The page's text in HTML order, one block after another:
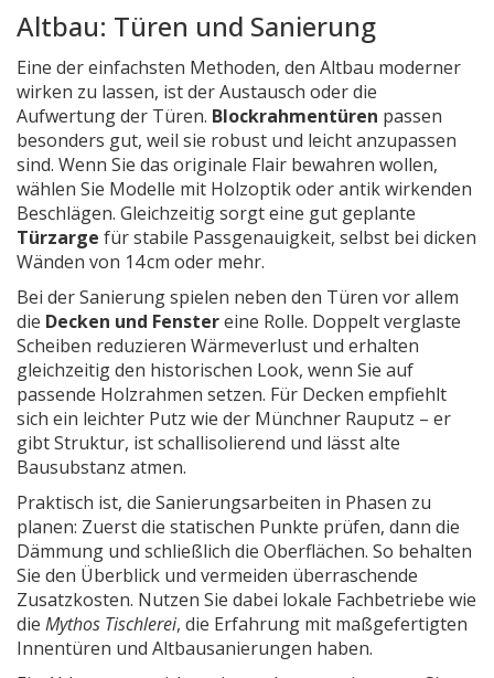
Altbau: Türen und Sanierung
Eine der einfachsten Methoden, den Altbau moderner
wirken zu lassen, ist der Austausch oder die
Aufwertung der Türen. Blockrahmentüren passen
besonders gut, weil sie robust und leicht anzupassen
sind. Wenn Sie das originale Flair bewahren wollen,
wählen Sie Modelle mit Holzoptik oder antik wirkenden
Beschlägen. Gleichzeitig sorgt eine gut geplante
Türzarge für stabile Passgenauigkeit, selbst bei dicken
Wänden von 14 cm oder mehr.
Bei der Sanierung spielen neben den Türen vor allem
die Decken und Fenstereine Rolle. Doppelt verglaste
Scheiben reduzieren Wärmeverlust und erhalten
gleichzeitig den historischen Look, wenn Sie auf
passende Holzrahmen setzen. Für Decken empfiehlt
sich ein leichter Putz wie der Münchner Rauputz – er
gibt Struktur, ist schallisolierend und lässt alte
Bausubstanz atmen.
Praktisch ist, die Sanierungsarbeiten in Phasen zu
planen: Zuerst die statischen Punkte prüfen, dann die
Dämmung und schließlich die Oberflächen. So behalten
Sie den Überblick und vermeiden überraschende
Zusatzkosten. Nutzen Sie dabei lokale Fachbetriebe wie
die Mythos Tischlerei, die Erfahrung mit maßgefertigten
Innentüren und Altbausanierungen haben.